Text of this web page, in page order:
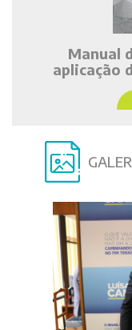
Manual
aplicação